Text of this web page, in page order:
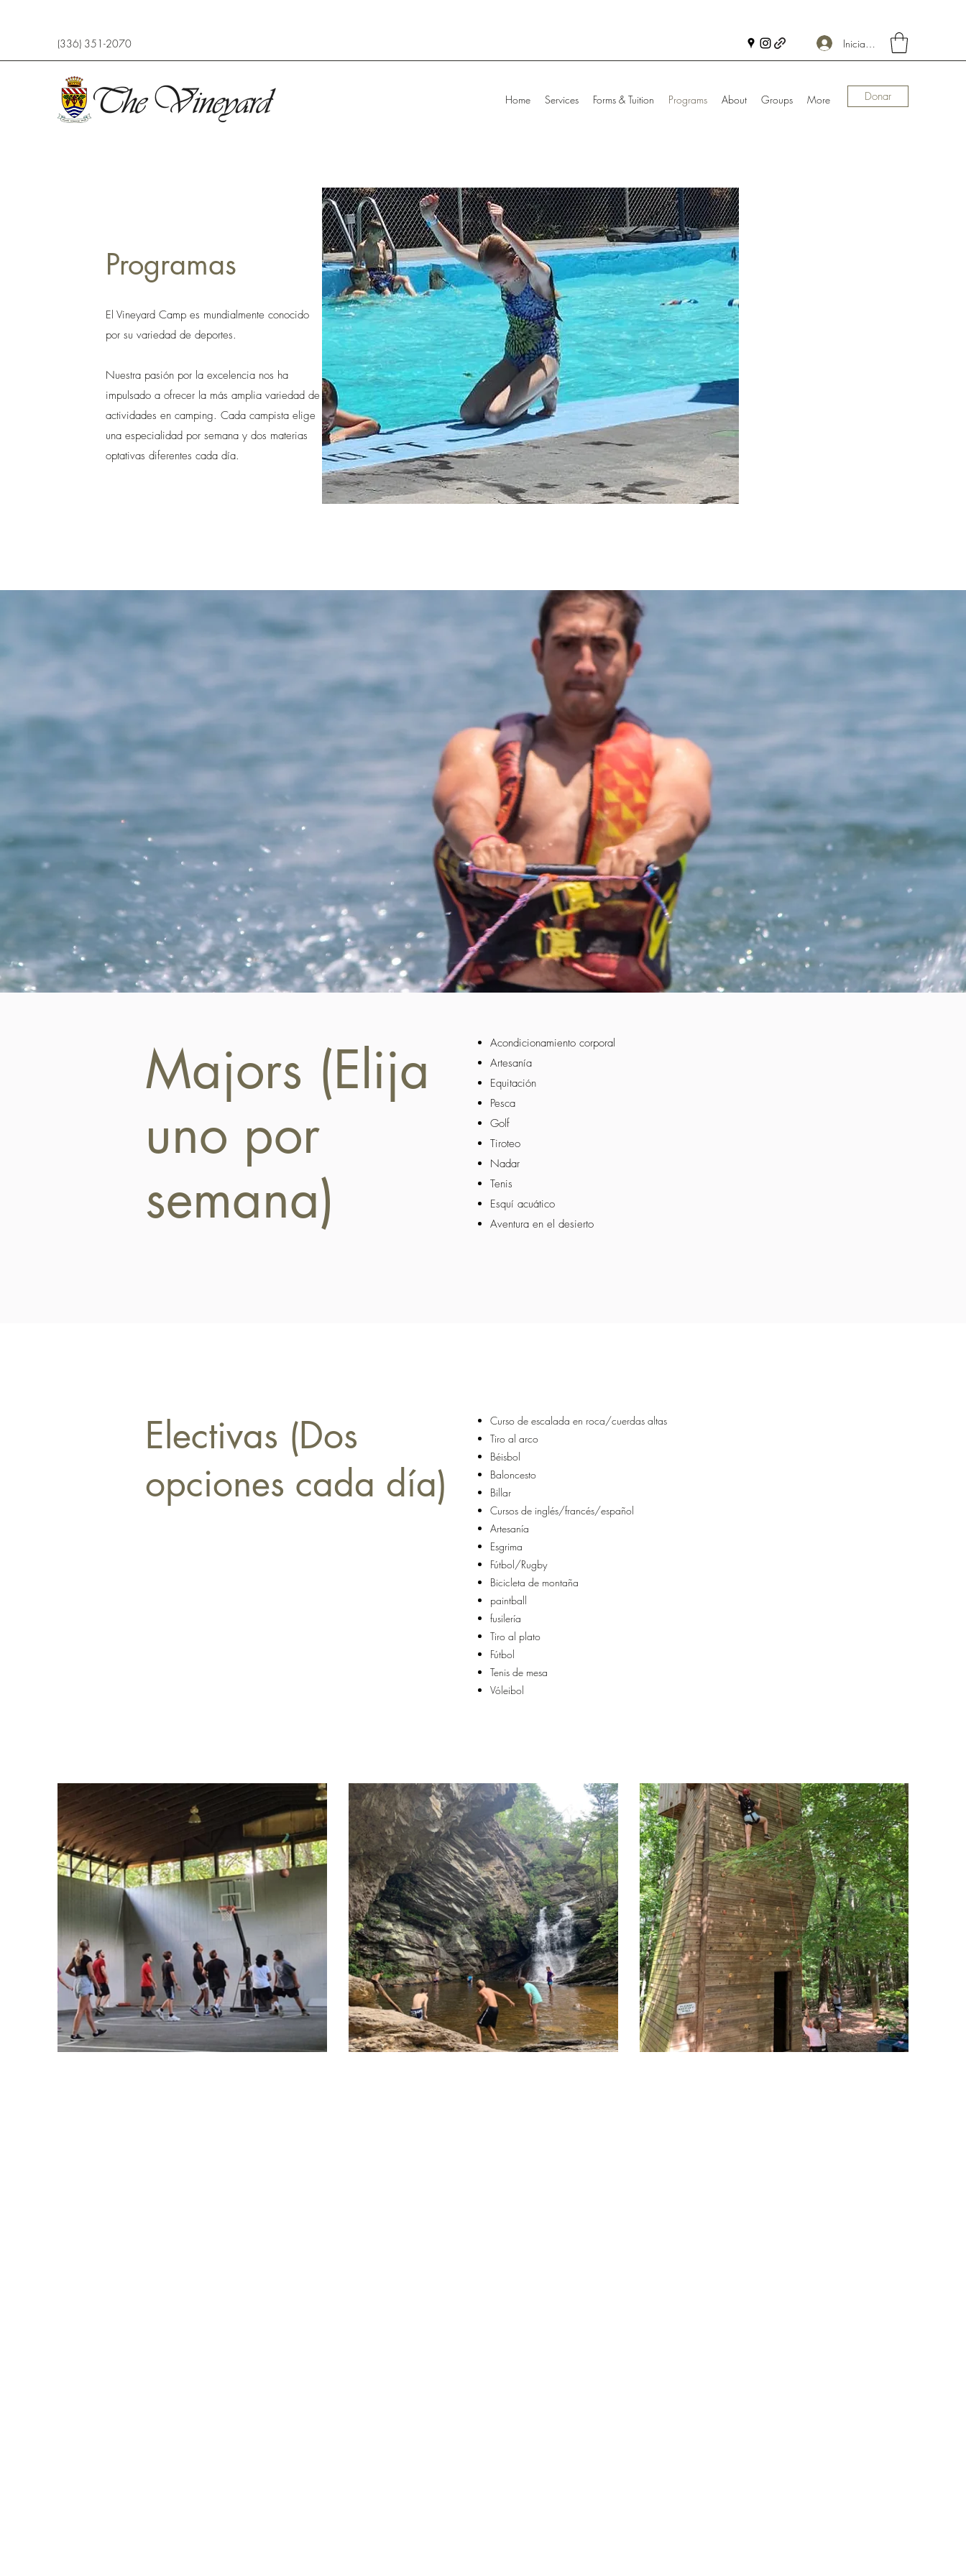
(336) 351-2070 Iniciar sesión
Home Services Forms & Tuition Programs About Groups More Donar
Programas
El Vineyard Camp es mundialmente conocido
por su variedad de deportes.
Nuestra pasión por la excelencia nos ha
impulsado a ofrecer la más amplia variedad de
actividades en camping. Cada campista elige
una especialidad por semana y dos materias
optativas diferentes cada día.
Majors (Elija
uno por
semana)
Acondicionamiento corporal
Artesanía
Equitación
Pesca
Golf
Tiroteo
Nadar
Tenis
Esquí acuático
Aventura en el desierto
Electivas (Dos
opciones cada día)
Curso de escalada en roca/cuerdas altas
Tiro al arco
Béisbol
Baloncesto
Billar
Cursos de inglés/francés/español
Artesanía
Esgrima
Fútbol/Rugby
Bicicleta de montaña
paintball
fusilería
Tiro al plato
Fútbol
Tenis de mesa
Vóleibol